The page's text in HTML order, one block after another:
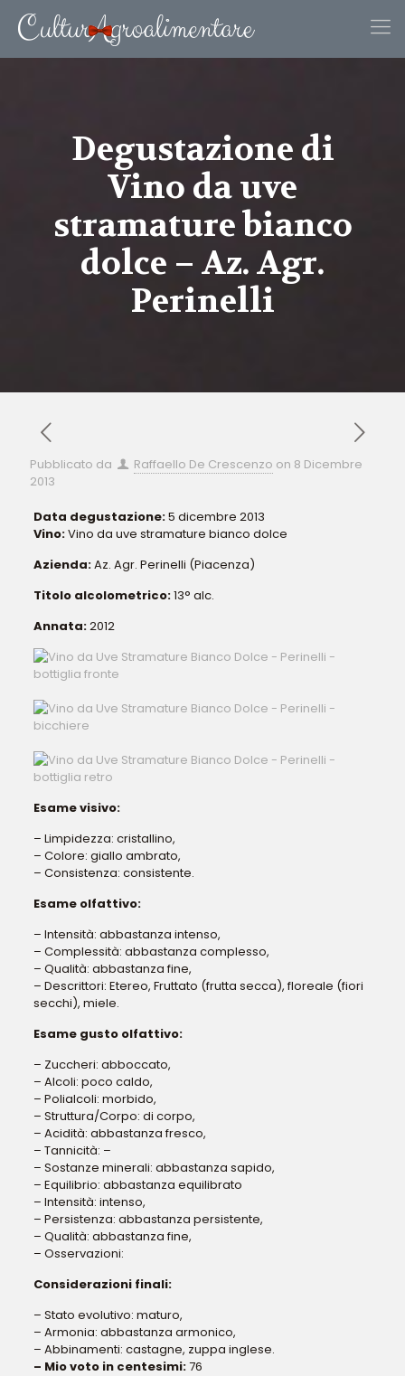
Degustazione di
Vino da uve
stramature bianco
dolce – Az. Agr.
Perinelli
Pubblicato da Raffaello De Crescenzo on 8 Dicembre
2013
Data degustazione:5 dicembre 2013
Vino:Vino da uve stramature bianco dolce
Azienda:Az. Agr. Perinelli (Piacenza)
Titolo alcolometrico:13° alc.
Annata:2012
Esame visivo:
– Limpidezza: cristallino,
– Colore: giallo ambrato,
– Consistenza: consistente.
Esame olfattivo:
– Intensità: abbastanza intenso,
– Complessità: abbastanza complesso,
– Qualità: abbastanza fine,
– Descrittori: Etereo, Fruttato (frutta secca), floreale (fiori
secchi), miele.
Esame gusto olfattivo:
– Zuccheri: abboccato,
– Alcoli: poco caldo,
– Polialcoli: morbido,
– Struttura/Corpo: di corpo,
– Acidità: abbastanza fresco,
– Tannicità: –
– Sostanze minerali: abbastanza sapido,
– Equilibrio: abbastanza equilibrato
– Intensità: intenso,
– Persistenza: abbastanza persistente,
– Qualità: abbastanza fine,
– Osservazioni:
Considerazioni finali:
– Stato evolutivo: maturo,
– Armonia: abbastanza armonico,
– Abbinamenti: castagne, zuppa inglese.
– Mio voto in centesimi:76